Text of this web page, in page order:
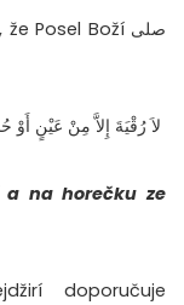
لاَ رُقْيَةَ إِلاَّ مِنْ عَيْنٍ أَوْ
na horečku ze
doporučuje